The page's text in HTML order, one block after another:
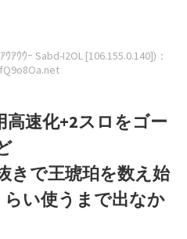
ｳｱｳｳｰ Sabd-I2OL [106.155.0.140]) ：
高速化+2スロをゴー
きで王琥珀を数え始
い使うまで出なか